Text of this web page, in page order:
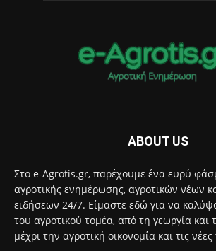
ABOUT US
Στο e-Agrotis.gr, παρέχουμε ένα ευρύ
αγροτικής ενημέρωσης, αγροτικών νέων
ειδήσεων 24/7. Είμαστε εδώ για να
του αγροτικού τομέα, από τη γεωργία και
μέχρι την αγροτική οικονομία και τις νέες